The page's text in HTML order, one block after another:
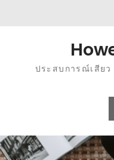
ประสบการณ์เสียว